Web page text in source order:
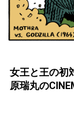
女王と王の初
原瑞丸の